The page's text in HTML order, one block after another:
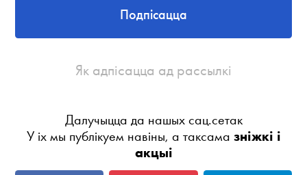
Подпісацца
Як адпісацца ад рассылкі
Далучыцца да нашых сац.сетак
У іх мы публікуем навіны, а таксама зніжкі і
акцыі